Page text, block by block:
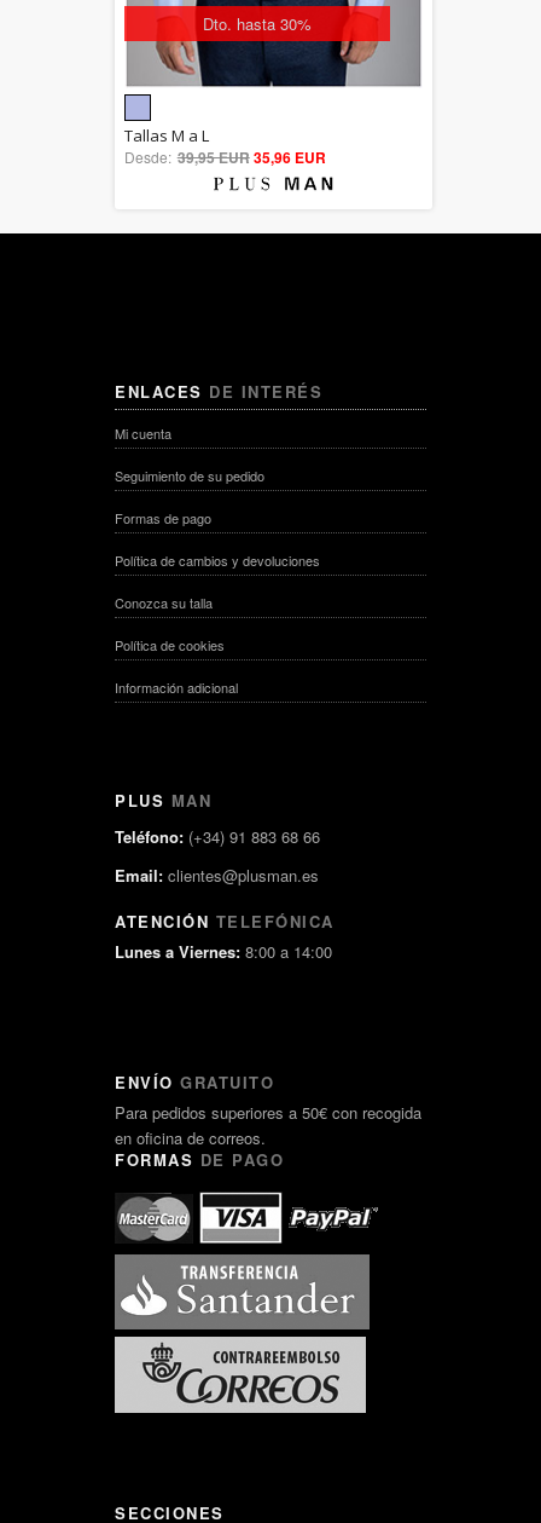
Dto. hasta 30%
out of 5
Tallas M a L
Desde: 39,95 EUR35,96 EUR
ENLACES DE INTERÉS
Mi cuenta
Seguimiento de su pedido
Formas de pago
Política de cambios y devoluciones
Conozca su talla
Política de cookies
Información adicional
PLUS MAN
Teléfono: (+34) 91 883 68 66
Email: clientes@plusman.es
ATENCIÓN TELEFÓNICA
Lunes a Viernes: 8:00 a 14:00
ENVÍO GRATUITO
Para pedidos superiores a 50€ con recogida
en oficina de correos.
FORMAS DE PAGO
SECCIONES